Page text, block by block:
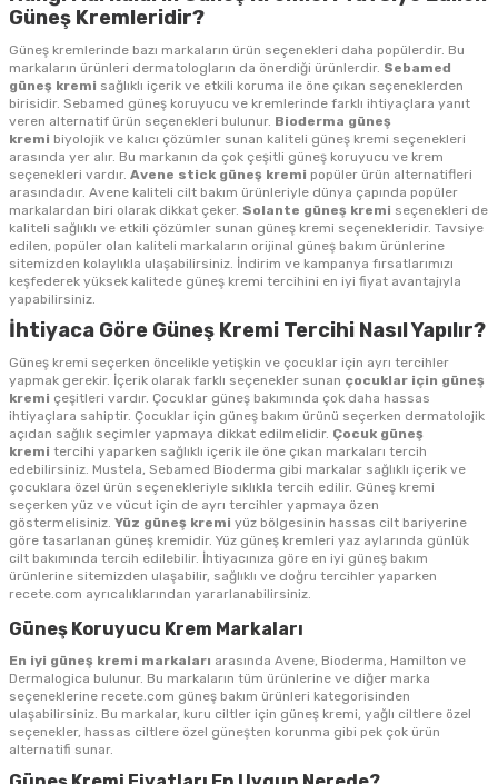
Güneş Kremleridir?
Güneş kremlerinde bazı markaların ürün seçenekleri daha popülerdir. Bu
markaların ürünleri dermatologların da önerdiği ürünlerdir. Sebamed
güneş kremi sağlıklı içerik ve etkili koruma ile öne çıkan seçeneklerden
birisidir. Sebamed güneş koruyucu ve kremlerinde farklı ihtiyaçlara yanıt
veren alternatif ürün seçenekleri bulunur. Bioderma güneş
kremi biyolojik ve kalıcı çözümler sunan kaliteli güneş kremi seçenekleri
arasında yer alır. Bu markanın da çok çeşitli güneş koruyucu ve krem
seçenekleri vardır. Avene stick güneş kremi popüler ürün alternatifleri
arasındadır. Avene kaliteli cilt bakım ürünleriyle dünya çapında popüler
markalardan biri olarak dikkat çeker. Solante güneş kremi seçenekleri de
kaliteli sağlıklı ve etkili çözümler sunan güneş kremi seçenekleridir. Tavsiye
edilen, popüler olan kaliteli markaların orijinal güneş bakım ürünlerine
sitemizden kolaylıkla ulaşabilirsiniz. İndirim ve kampanya fırsatlarımızı
keşfederek yüksek kalitede güneş kremi tercihini en iyi fiyat avantajıyla
yapabilirsiniz.
İhtiyaca Göre Güneş Kremi Tercihi Nasıl Yapılır?
Güneş kremi seçerken öncelikle yetişkin ve çocuklar için ayrı tercihler
yapmak gerekir. İçerik olarak farklı seçenekler sunan çocuklar için güneş
kremi çeşitleri vardır. Çocuklar güneş bakımında çok daha hassas
ihtiyaçlara sahiptir. Çocuklar için güneş bakım ürünü seçerken dermatolojik
açıdan sağlık seçimler yapmaya dikkat edilmelidir. Çocuk güneş
kremi tercihi yaparken sağlıklı içerik ile öne çıkan markaları tercih
edebilirsiniz. Mustela, Sebamed Bioderma gibi markalar sağlıklı içerik ve
çocuklara özel ürün seçenekleriyle sıklıkla tercih edilir. Güneş kremi
seçerken yüz ve vücut için de ayrı tercihler yapmaya özen
göstermelisiniz. Yüz güneş kremi yüz bölgesinin hassas cilt bariyerine
göre tasarlanan güneş kremidir. Yüz güneş kremleri yaz aylarında günlük
cilt bakımında tercih edilebilir. İhtiyacınıza göre en iyi güneş bakım
ürünlerine sitemizden ulaşabilir, sağlıklı ve doğru tercihler yaparken
recete.com ayrıcalıklarından yararlanabilirsiniz.
Güneş Koruyucu Krem Markaları
En iyi güneş kremi markaları arasında Avene, Bioderma, Hamilton ve
Dermalogica bulunur. Bu markaların tüm ürünlerine ve diğer marka
seçeneklerine recete.com güneş bakım ürünleri kategorisinden
ulaşabilirsiniz. Bu markalar, kuru ciltler için güneş kremi, yağlı ciltlere özel
seçenekler, hassas ciltlere özel güneşten korunma gibi pek çok ürün
alternatifi sunar.